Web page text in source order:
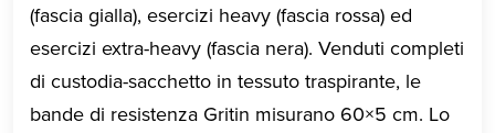
(fascia gialla), esercizi heavy (fascia rossa) ed
esercizi extra-heavy (fascia nera). Venduti completi
di custodia-sacchetto in tessuto traspirante, le
bande di resistenza Gritin misurano 60×5 cm. Lo